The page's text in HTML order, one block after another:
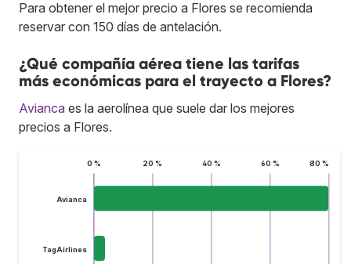
Para obtener el mejor precio a Flores se recomienda
reservar con 150 días de antelación.
¿Qué compañía aérea tiene las tarifas
más económicas para el trayecto a Flores?
Avianca es la aerolínea que suele dar los mejores
precios a Flores.
0 % 20 % 40 % 60 % 80 %
Avianca
TagAirlines